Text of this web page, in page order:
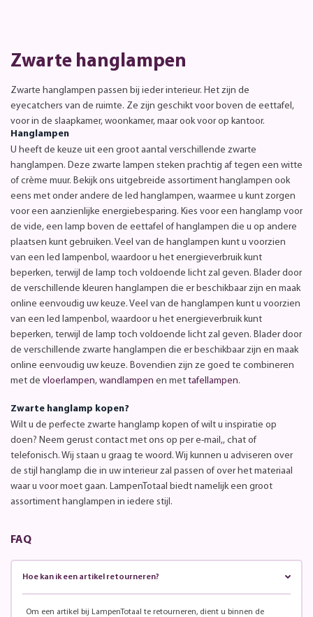
Zwarte hanglampen
Zwarte hanglampen passen bij ieder interieur. Het zijn de
eyecatchers van de ruimte. Ze zijn geschikt voor boven de eettafel,
voor in de slaapkamer, woonkamer, maar ook voor op kantoor.
Hanglampen
U heeft de keuze uit een groot aantal verschillende zwarte
hanglampen. Deze zwarte lampen steken prachtig af tegen een witte
of crème muur. Bekijk ons uitgebreide assortiment hanglampen ook
eens met onder andere de led hanglampen, waarmee u kunt zorgen
voor een aanzienlijke energiebesparing. Kies voor een hanglamp voor
de vide, een lamp boven de eettafel of hanglampen die u op andere
plaatsen kunt gebruiken. Veel van de hanglampen kunt u voorzien
van een led lampenbol, waardoor u het energieverbruik kunt
beperken, terwijl de lamp toch voldoende licht zal geven. Blader door
de verschillende kleuren hanglampen die er beschikbaar zijn en maak
online eenvoudig uw keuze. Veel van de hanglampen kunt u voorzien
van een led lampenbol, waardoor u het energieverbruik kunt
beperken, terwijl de lamp toch voldoende licht zal geven. Blader door
de verschillende zwarte hanglampen die er beschikbaar zijn en maak
online eenvoudig uw keuze. Bovendien zijn ze goed te combineren
met de vloerlampen, wandlampen en met tafellampen.
Zwarte hanglamp kopen?
Wilt u de perfecte zwarte hanglamp kopen of wilt u inspiratie op
doen? Neem gerust contact met ons op per e-mail,, chat of
telefonisch. Wij staan u graag te woord. Wij kunnen u adviseren over
de stijl hanglamp die in uw interieur zal passen of over het materiaal
waar u voor moet gaan. LampenTotaal biedt namelijk een groot
assortiment hanglampen in iedere stijl.
FAQ
Hoe kan ik een artikel retourneren?
Om een artikel bij LampenTotaal te retourneren, dient u binnen de